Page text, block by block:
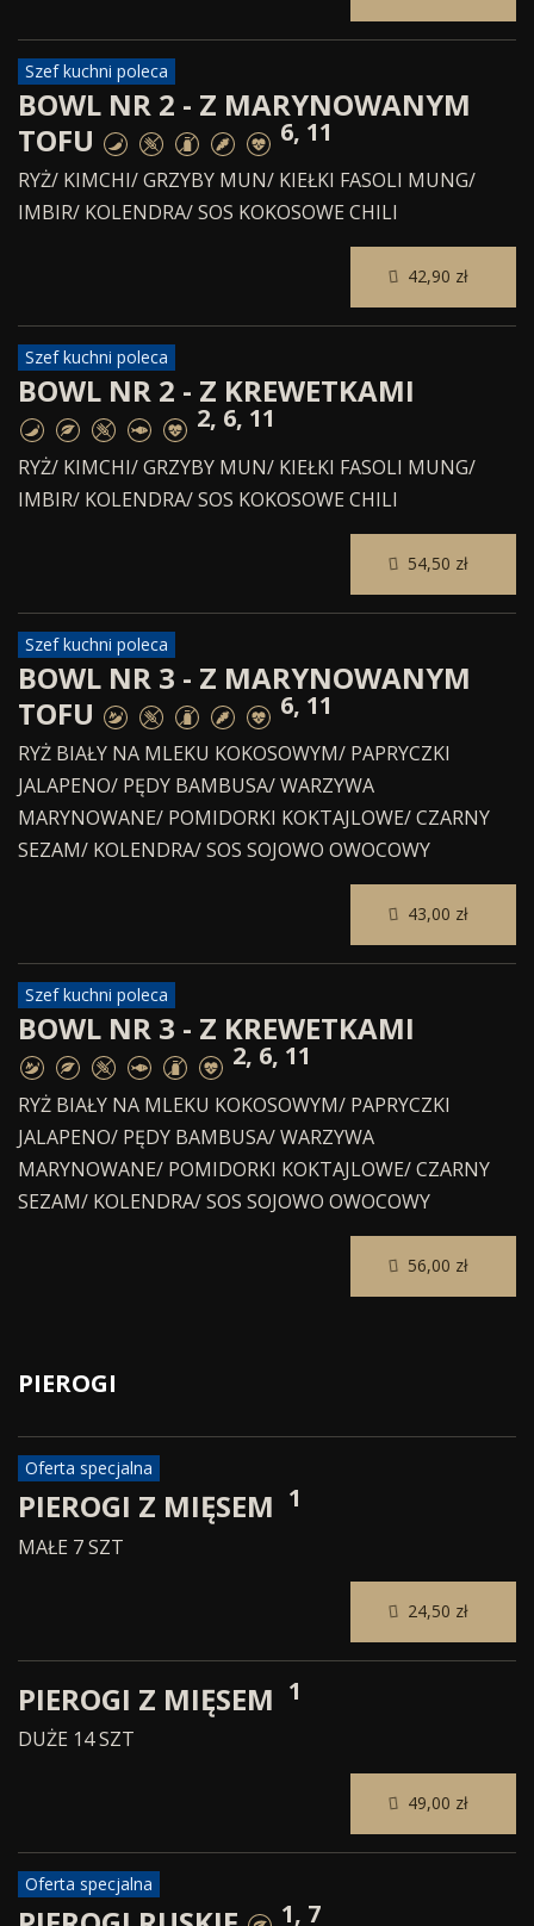
Szef kuchni poleca
BOWL NR 2 - Z MARYNOWANYM
TOFU
6, 11
RYŻ/ KIMCHI/ GRZYBY MUN/ KIEŁKI FASOLI MUNG/
IMBIR/ KOLENDRA/ SOS KOKOSOWE CHILI
Szef kuchni poleca
BOWL NR 2 - Z KREWETKAMI
2, 6, 11
RYŻ/ KIMCHI/ GRZYBY MUN/ KIEŁKI FASOLI MUNG/
IMBIR/ KOLENDRA/ SOS KOKOSOWE CHILI
Szef kuchni poleca
BOWL NR 3 - Z MARYNOWANYM
TOFU
6, 11
RYŻ BIAŁY NA MLEKU KOKOSOWYM/ PAPRYCZKI
JALAPENO/ PĘDY BAMBUSA/ WARZYWA
MARYNOWANE/ POMIDORKI KOKTAJLOWE/ CZARNY
SEZAM/ KOLENDRA/ SOS SOJOWO OWOCOWY
Szef kuchni poleca
BOWL NR 3 - Z KREWETKAMI
2, 6, 11
RYŻ BIAŁY NA MLEKU KOKOSOWYM/ PAPRYCZKI
JALAPENO/ PĘDY BAMBUSA/ WARZYWA
MARYNOWANE/ POMIDORKI KOKTAJLOWE/ CZARNY
SEZAM/ KOLENDRA/ SOS SOJOWO OWOCOWY
PIEROGI
Oferta specjalna
PIEROGI Z MIĘSEM 1
MAŁE 7 SZT
PIEROGI Z MIĘSEM 1
DUŻE 14 SZT
Oferta specjalna
1, 7